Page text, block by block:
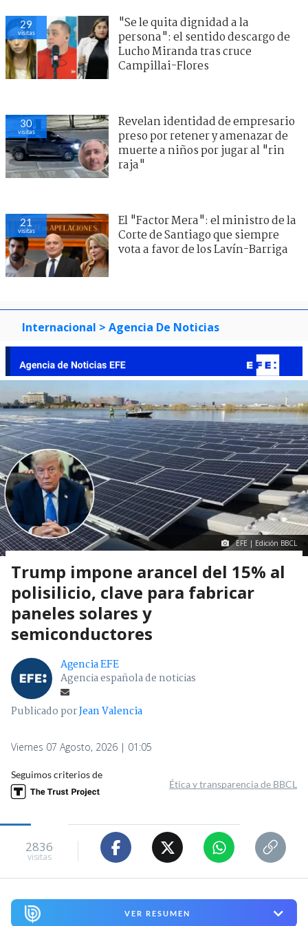
31
visitas
"Se le quita dignidad a la
persona": el sentido descargo de
Lucho Miranda tras cruce
Campillai-Flores
27
visitas
Revelan identidad de empresario
preso por retener y amenazar de
muerte a niños por jugar al "rin
raja"
23
visitas
El "Factor Mera": el ministro de la
Corte de Santiago que siempre
vota a favor de los Lavín-Barriga
Internacional > Agencia De Noticias
EFE | Edición BBCL
Trump impone arancel del 15% al
polisilicio, clave para fabricar
paneles solares y
semiconductores
Agencia EFE
Agencia española de noticias
Publicado porJean Valencia
Viernes 07 Agosto, 2026 | 01:05
Seguimos criterios de
Ética y transparencia de BBCL
2836
visitas
VER RESUMEN